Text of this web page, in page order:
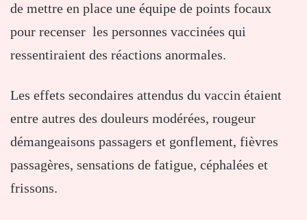
de mettre en place une équipe de points focaux
pour recenser les personnes vaccinées qui
ressentiraient des réactions anormales.
Les effets secondaires attendus du vaccin étaient
entre autres des douleurs modérées, rougeur
démangeaisons passagers et gonflement, fièvres
passagères, sensations de fatigue, céphalées et
frissons.